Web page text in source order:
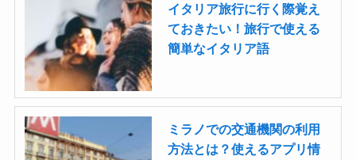
イタリア旅行に行く際覚え
ておきたい！旅行で使える
簡単なイタリア語
ミラノでの交通機関の利用
方法とは？使えるアプリ情